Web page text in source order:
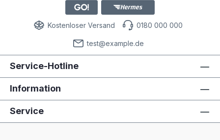
Kostenloser Versand 0180 000 000
test@example.de
Service-Hotline
Information
Service